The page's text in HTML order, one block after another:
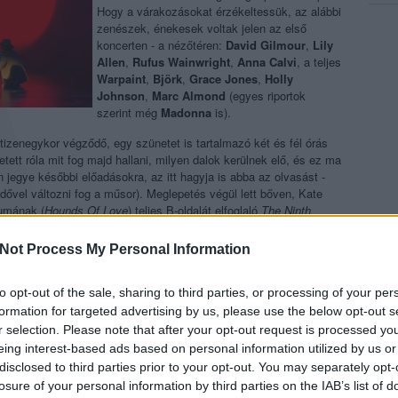
Process My Personal Information
opt-out of the sale, sharing to third parties, or processing of your
for targeted advertising by us, please use the below opt-out
selection. Please note that after your opt-out request is processed
interest-based ads based on personal information utilized by us
to third parties prior to your opt-out. You may separately
of your personal information by third parties on the IAB’s list of
Hogy a várakozásokat érzékeltessük, az alábbi
zenészek, énekesek voltak jelen az első
koncerten - a nézőtéren: David Gilmour, Lily
Allen, Rufus Wainwright, Anna Calvi, a teljes
Warpaint, Björk, Grace Jones, Holly
Johnson, Marc Almond (egyes riportok
szerint még Madonna is).
végződő, egy szünetet is tartalmazó két és fél órás
róla mit fog majd hallani, milyen dalok kerülnek elő, és ez ma
jegye későbbi előadásokra, az itt hagyja is abba az olvasást -
változni fog a műsor). Meglepetés végül lett bőven, Kate
(Hounds Of Love) teljes B-oldalát elfoglalóThe Ninth
(
jelmezek, kellékek, fények között, perfektül kitalált
színházi hatásokkal került át koncertközegbe.
annak ellenére, hogy a teljes műsor alatt az ő mozgása
albumról nem játszott semmit, de ezzel kapcsolatban látszólag
- szintén a beszámolók alapján - végig vastapsot és álló
mindezt egyszer legalább egy dvd-ről viszontláthatjuk.